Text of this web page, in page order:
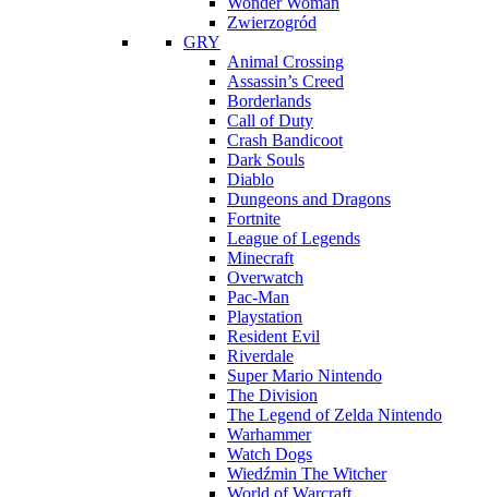
Zwierzogród
GRY
Animal Crossing
Assassin’s Creed
Borderlands
Call of Duty
Crash Bandicoot
Dark Souls
Diablo
Dungeons and Dragons
Fortnite
League of Legends
Minecraft
Overwatch
Pac-Man
Playstation
Resident Evil
Riverdale
Super Mario Nintendo
The Division
The Legend of Zelda Nintendo
Warhammer
Watch Dogs
Wiedźmin The Witcher